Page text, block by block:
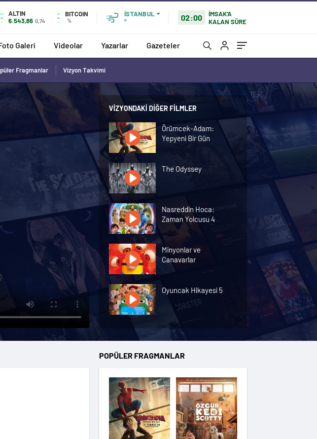
ALTIN
6.543,86 0,74
BITCOIN
%
İSTANBUL
°
02:00
İMSAK'A
KALAN SÜRE
Galeri Videolar Yazarlar Gazeteler
Fragmanlar Vizyon Takvimi
VIZYONDAKI DIĞER FILMLER
Örümcek-Adam:
Yepyeni Bir Gün
The Odyssey
Nasreddin Hoca:
Zaman Yolcusu 4
Minyonlar ve
Canavarlar
Oyuncak Hikayesi 5
Özgür Kedi Scotty
Hannas 3
POPÜLER FRAGMANLAR